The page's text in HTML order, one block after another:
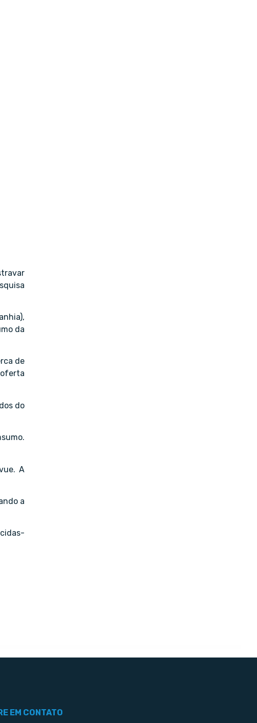
da
de
do
A
a
EM CONTATO